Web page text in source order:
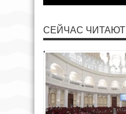
СЕЙЧАС ЧИТАЮТ